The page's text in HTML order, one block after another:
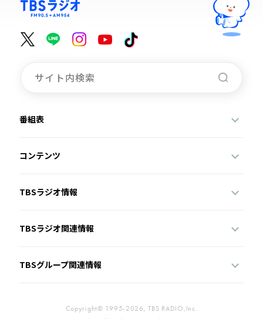
今日の番組表
週間番組表
トピックス
TBS Podcast
イベント・グッズ
番組表
コンテンツ
TBSラジオ情報
TBSラジオ関連情報
TBSグループ関連情報
Copyright© 1995-2026, TBS RADIO,Inc.